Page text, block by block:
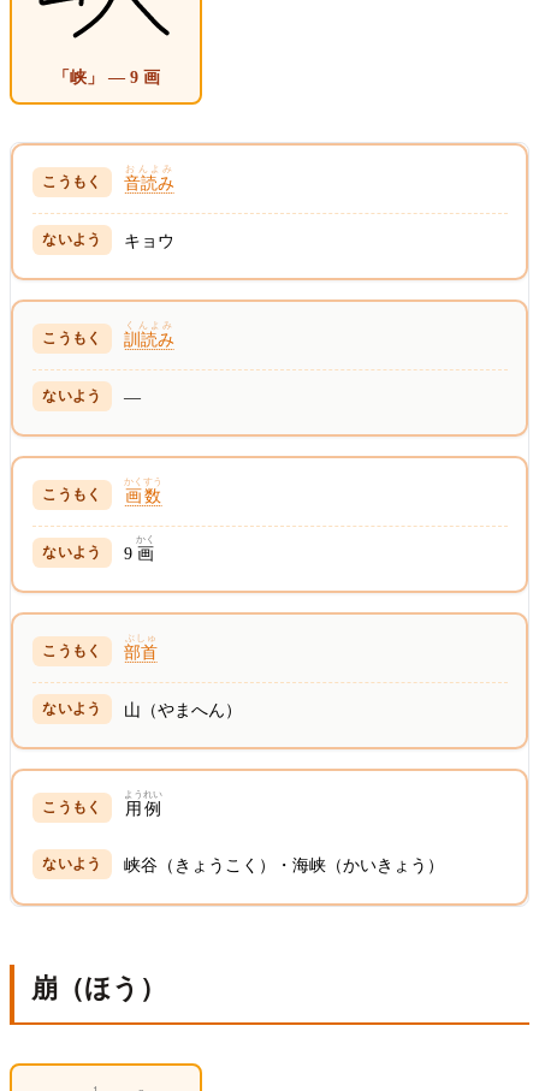
「峡」 — 9 画
音読み
おんよみ
キョウ
訓読み
くんよみ
—
画数
かくすう
9 画
かく
部首
ぶしゅ
山（やまへん）
用例
ようれい
峡谷（きょうこく）・海峡（かいきょう）
崩（ほう）